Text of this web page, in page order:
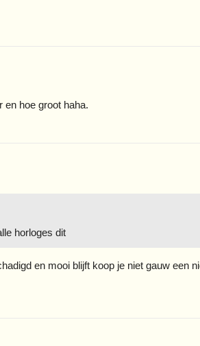
en hoe groot haha.
horloges dit
en mooi blijft koop je niet gauw een